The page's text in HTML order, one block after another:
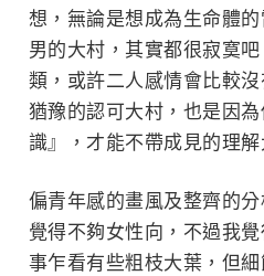
想，無論是想成為生命體
男的大村，其實都很寂寞
類，或許二人感情會比較
猶豫的認可大村，也是因
識』，才能不帶成見的理解
偏青年感的畫風及整齊的
覺得不夠女性向，不過我
事乍看有些粗枝大葉，但